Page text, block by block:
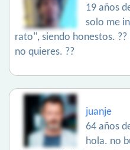
19 años
solo me
rato", siendo honestos.
no quieres. ??
juanje
64 años
hola. no